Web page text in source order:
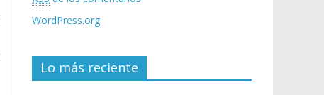
WordPress.org
Lo más reciente